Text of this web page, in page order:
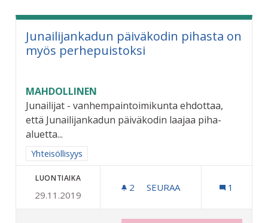
Junailijankadun päiväkodin pihasta on
myös perhepuistoksi
MAHDOLLINEN
Junailijat - vanhempaintoimikunta ehdottaa,
että Junailijankadun päiväkodin laajaa piha-
aluetta...
Rajaa tulokset aihepiirin mukaan: Yhteisöllisyys
Yhteisöllisyys
LUONTIAIKA
29.11.2019
2 2 SEURAAJAA
SEURAA 1